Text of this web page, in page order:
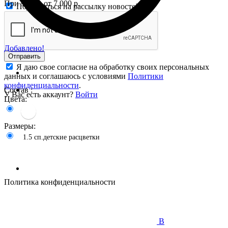
Добавлено!
Состав :
Цвета:
Размеры:
1.5 сп.детские расцветки
В
При заказе от 7 000 р.
Подписаться на рассылку новостей
Отправить
Я даю свое согласие на обработку своих персональных
данных и соглашаюсь с условиями Политики
конфиденциальности.
У Вас есть аккаунт? Войти
Политика конфиденциальности